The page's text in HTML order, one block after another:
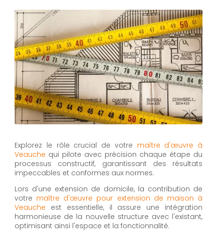
Explorez le rôle crucial de votre maître d'œuvre à
Veauche qui pilote avec précision chaque étape du
processus constructif, garantissant des résultats
impeccables et conformes aux normes.
Lors d'une extension de domicile, la contribution de
votre maître d'œuvre pour extension de maison à
Veauche est essentielle, il assure une intégration
harmonieuse de la nouvelle structure avec l'existant,
optimisant ainsi l'espace et la fonctionnalité.